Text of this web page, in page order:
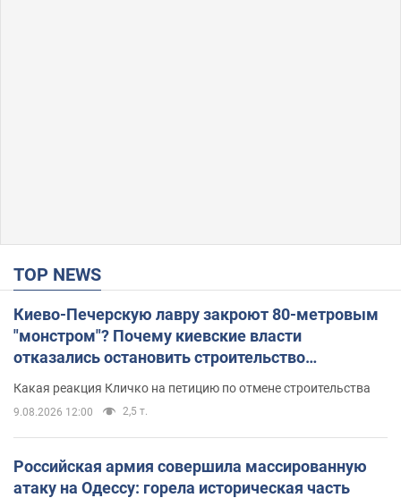
TOP NEWS
Киево-Печерскую лавру закроют 80-метровым
"монстром"? Почему киевские власти
отказались остановить строительство
Какая реакция Кличко на петицию по отмене строительства
9.08.2026 12:00 2,5 т.
Российская армия совершила массированную
атаку на Одессу: горела историческая часть